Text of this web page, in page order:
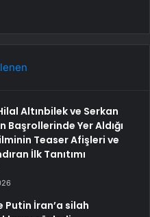
Altınbilek ve Serkan
Başrollerinde Yer Aldığı
Teaser Afişleri ve
İlk Tanıtımı
Putin İran’a silah